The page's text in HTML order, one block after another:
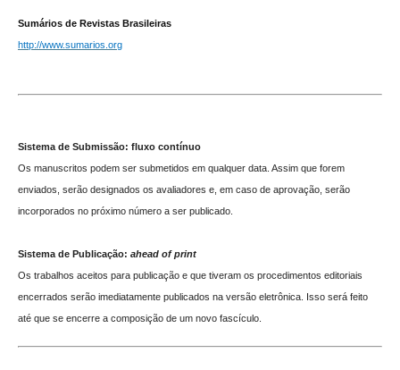
Sumários de Revistas Brasileiras
http://www.sumarios.org
Sistema de Submissão: fluxo contínuo
Os manuscritos podem ser submetidos em qualquer data. Assim que forem
enviados, serão designados os avaliadores e, em caso de aprovação, serão
incorporados no próximo número a ser publicado.
Sistema de Publicação: ahead of print
Os trabalhos aceitos para publicação e que tiveram os procedimentos editoriais
encerrados serão imediatamente publicados na versão eletrônica. Isso será feito
até que se encerre a composição de um novo fascículo.